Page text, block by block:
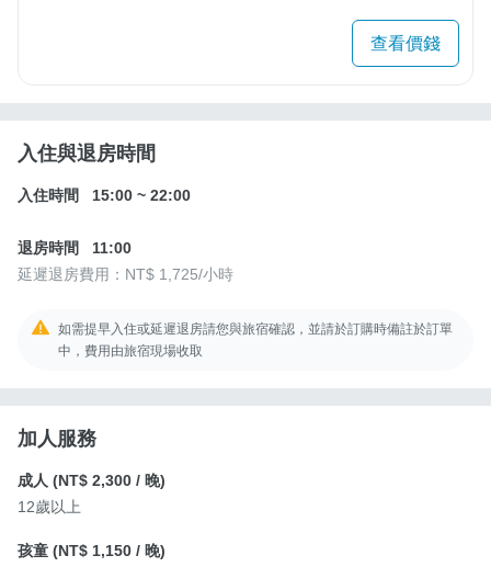
查看價錢
入住與退房時間
入住時間 15:00 ~ 22:00
退房時間
11:00
延遲退房費用： NT$ 1,725/小時
如需提早入住或延遲退房請您與旅宿確認，並請於訂購時備註於訂單
中，費用由旅宿現場收取
加人服務
成人 (NT$ 2,300 / 晚)
12歲以上
孩童 (NT$ 1,150 / 晚)